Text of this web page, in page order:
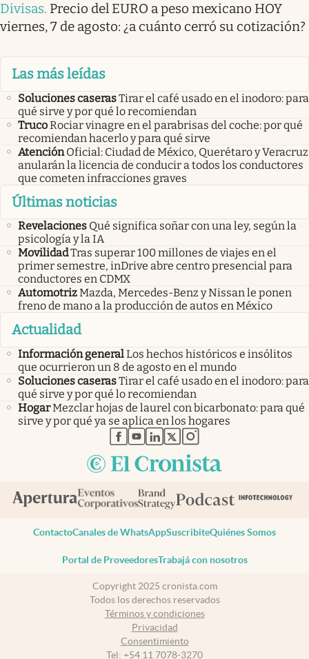
Divisas. Precio del EURO a peso mexicano HOY
viernes, 7 de agosto: ¿a cuánto cerró su cotización?
Las más leídas
Soluciones caserasTirar el café usado en el inodoro: para
qué sirve y por qué lo recomiendan
TrucoRociar vinagre en el parabrisas del coche: por qué
recomiendan hacerlo y para qué sirve
Atención Oficial: Ciudad de México, Querétaro y Veracruz
anularán la licencia de conducir a todos los conductores
que cometen infracciones graves
Últimas noticias
Revelaciones Qué significa soñar con una ley, según la
psicología y la IA
MovilidadTras superar 100 millones de viajes en el
primer semestre, inDrive abre centro presencial para
conductores en CDMX
AutomotrizMazda, Mercedes-Benz y Nissan le ponen
freno de mano a la producción de autos en México
Actualidad
Información generalLos hechos históricos e insólitos
que ocurrieron un 8 de agosto en el mundo
Soluciones caserasTirar el café usado en el inodoro: para
qué sirve y por qué lo recomiendan
HogarMezclar hojas de laurel con bicarbonato: para qué
sirve y por qué ya se aplica en los hogares
abre en nueva pestaña
abre en nueva pestaña
abre en nueva pestaña
abre en nueva pestaña
abre en nueva pestaña
ContactoCanales de WhatsAppSuscribiteQuiénes Somos
Portal de ProveedoresTrabajá con nosotros
Copyright 2025 cronista.com
Todos los derechos reservados
Términos y condiciones
Privacidad
Consentimiento
Tel: +54 11 7078-3270